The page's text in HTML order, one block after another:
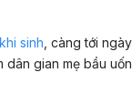
sinh , càng tới
dân gian mẹ bầu